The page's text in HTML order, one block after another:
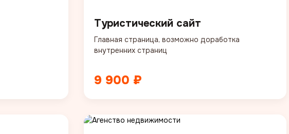
Туристический сайт
Главная страница, возможно доработка
внутренних страниц
9 900 ₽